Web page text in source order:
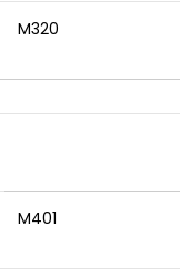
M320
M401